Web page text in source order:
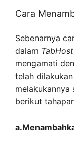
</
</
Cara
Sebenarnya
dalam TabHost
mengamati
telah
melakukannya
berikut